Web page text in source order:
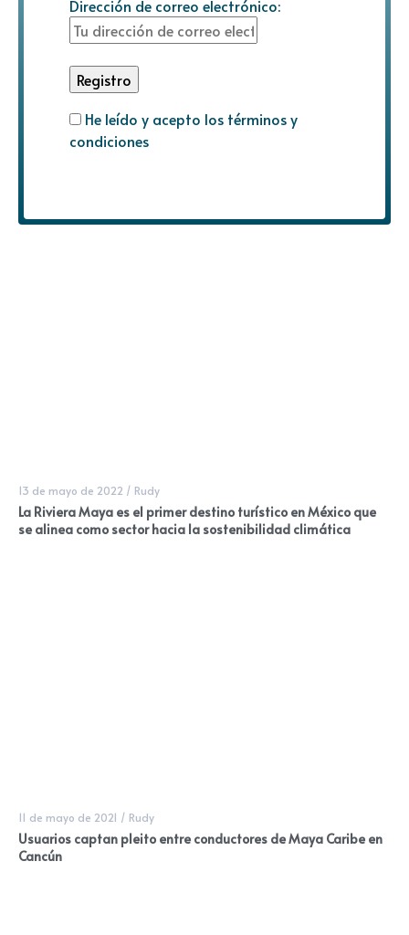
Dirección de correo electrónico:
He leído y acepto los términos y
condiciones
13 de mayo de 2022 / Rudy
La Riviera Maya es el primer destino turístico en México que
se alinea como sector hacia la sostenibilidad climática
11 de mayo de 2021 / Rudy
Usuarios captan pleito entre conductores de Maya Caribe en
Cancún